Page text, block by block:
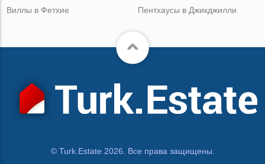
Виллы в Фетхие
Пентхаусы в Джикджилли
© Turk.Estate 2026. Все права защищены.